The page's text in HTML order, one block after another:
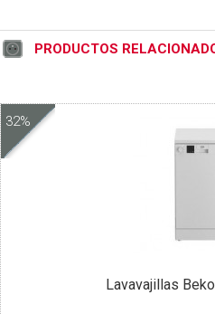
PRODUCTOS
32%
Lavavajillas